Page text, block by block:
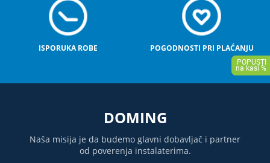
ISPORUKA ROBE POGODNOSTI PRI PLAĆANJU
DOMING
Naša misija je da budemo glavni dobavljač i partner
od poverenja instalaterima.